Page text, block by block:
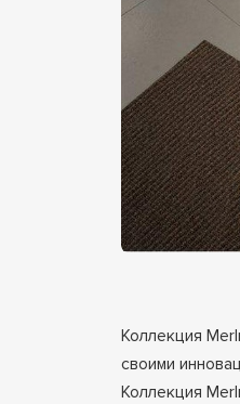
Коллекция
своими
Коллекция